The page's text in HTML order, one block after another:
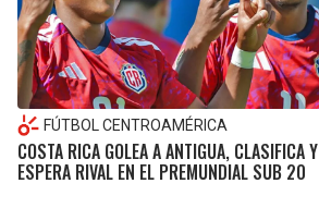
FÚTBOL CENTROAMÉRICA
COSTA RICA GOLEA A ANTIGUA, CLASIFICA Y
ESPERA RIVAL EN EL PREMUNDIAL SUB 20